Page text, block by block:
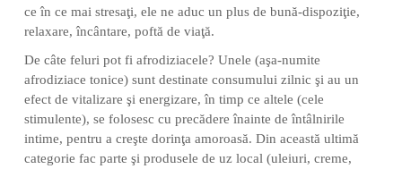
ce în ce mai stresaţi, ele ne aduc un plus de bună-dispoziţie,
relaxare, încântare, poftă de viaţă.
De câte feluri pot fi afrodiziacele? Unele (aşa-numite
afrodiziace tonice) sunt destinate consumului zilnic şi au un
efect de vitalizare şi energizare, în timp ce altele (cele
stimulente), se folosesc cu precădere înainte de întâlnirile
intime, pentru a creşte dorinţa amoroasă. Din această ultimă
categorie fac parte şi produsele de uz local (uleiuri, creme,